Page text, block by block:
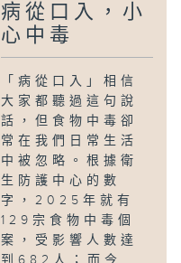
病從口入，小
心中毒
「病從口入」相信
大家都聽過這句說
話，但食物中毒卻
常在我們日常生活
中被忽略。根據衛
生防護中心的數
字，2025年就有
129宗食物中毒個
案，受影響人數達